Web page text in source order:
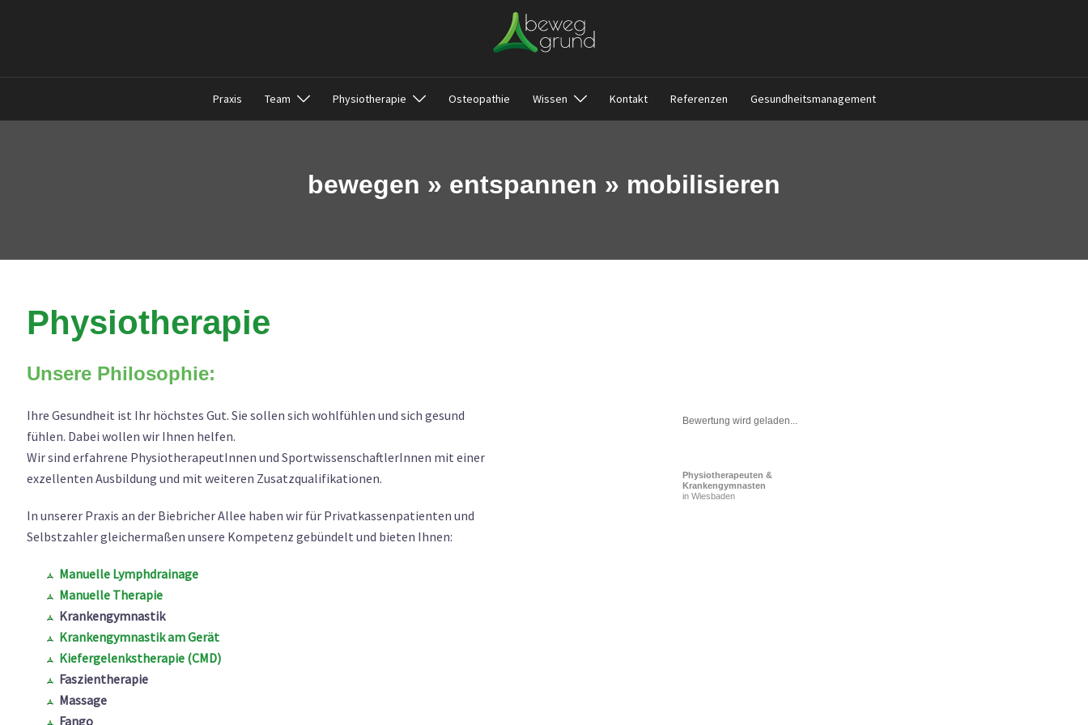
Praxis Team Physiotherapie Osteopathie Wissen Kontakt Referenzen Gesundheitsmanagement
bewegen » entspannen » mobilisieren
Physiotherapie
Unsere Philosophie:
Ihre Gesundheit ist Ihr höchstes Gut. Sie sollen sich wohlfühlen und sich gesund
fühlen. Dabei wollen wir Ihnen helfen.
Wir sind erfahrene PhysiotherapeutInnen und SportwissenschaftlerInnen mit einer
exzellenten Ausbildung und mit weiteren Zusatzqualifikationen.
In unserer Praxis an der Biebricher Allee haben wir für Privatkassenpatienten und
Selbstzahler gleichermaßen unsere Kompetenz gebündelt und bieten Ihnen:
Manuelle Lymphdrainage
Manuelle Therapie
Krankengymnastik
Krankengymnastik am Gerät
Kiefergelenkstherapie (CMD)
Faszientherapie
Massage
Fango
Bewertung wird geladen...
Physiotherapeuten &
Krankengymnasten
in Wiesbaden